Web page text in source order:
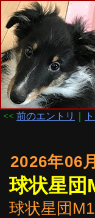
<< 前のエントリ
2026年06
球状星団
球状星団